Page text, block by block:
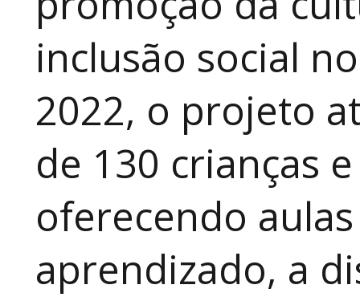
inclusão social
2022, o projeto
de 130 crianças
oferecendo
aprendizado, a